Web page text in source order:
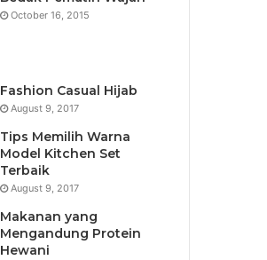
October 16, 2015
Fashion Casual Hijab
August 9, 2017
Tips Memilih Warna
Model Kitchen Set
Terbaik
August 9, 2017
Makanan yang
Mengandung Protein
Hewani